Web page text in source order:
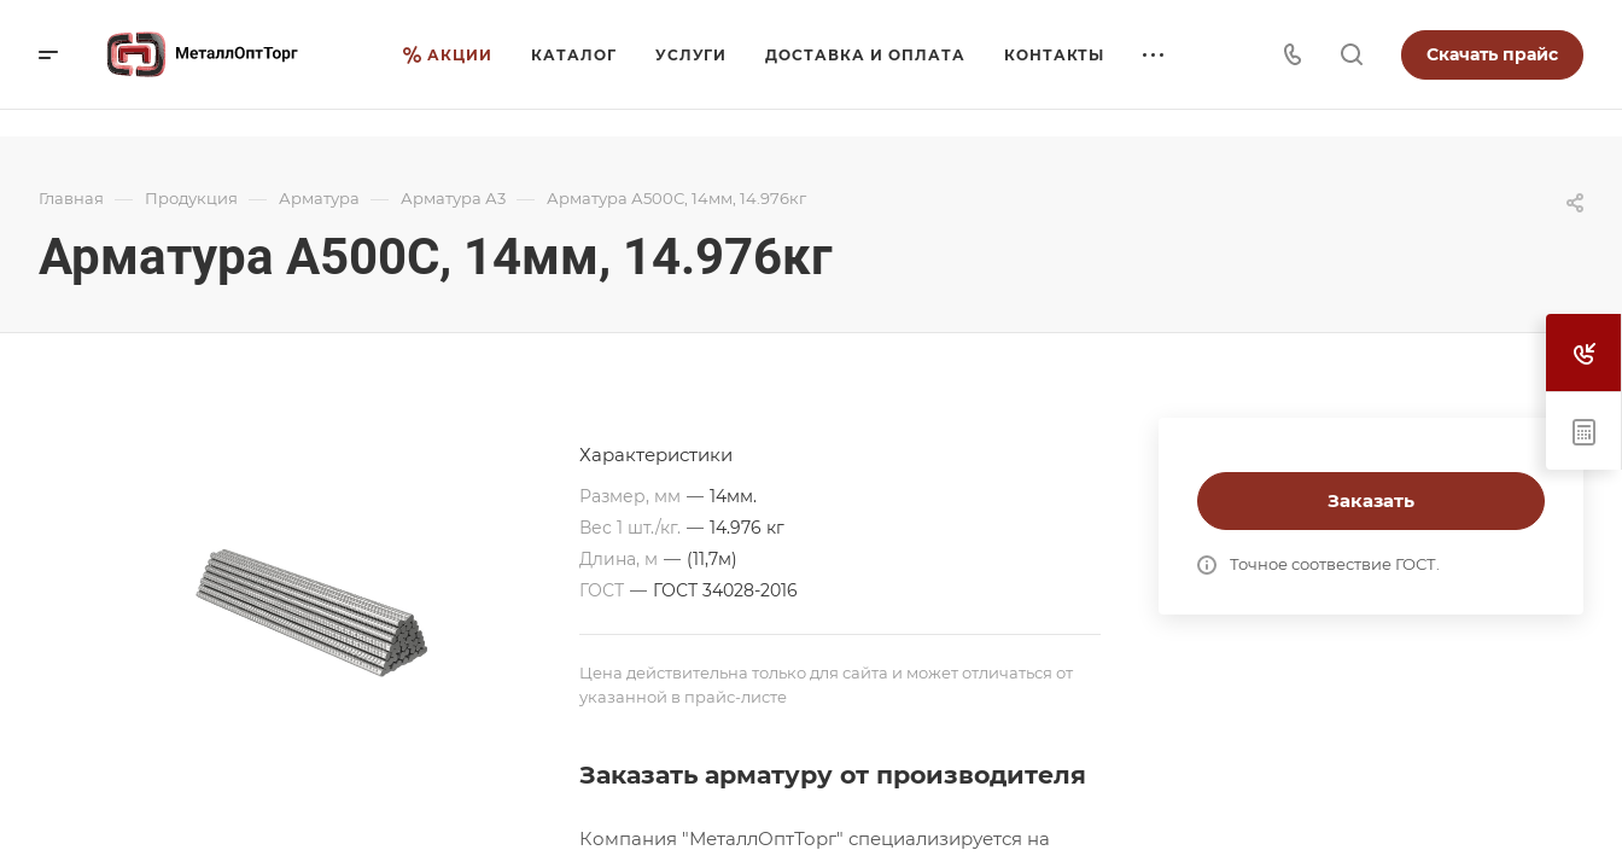
АКЦИИ КАТАЛОГ УСЛУГИ ДОСТАВКА И ОПЛАТА КОНТАКТЫ Скачать прайс
Главная — Продукция — Арматура — Арматура А3 — Арматура А500С, 14мм, 14.976кг
Арматура А500С, 14мм, 14.976кг
Заказать
Точное соотвествие ГОСТ.
Характеристики
Размер, мм — 14мм.
Вес 1 шт./кг. — 14.976 кг
Длина, м — (11,7м)
ГОСТ — ГОСТ 34028-2016
Цена действительна только для сайта и может отличаться от
указанной в прайс-листе
Заказать арматуру от производителя
Компания "МеталлОптТорг" специализируется на